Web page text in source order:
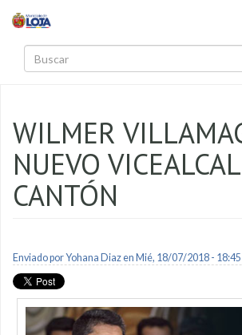
WILMER
NUEVO
CANTÓN
Enviado porYohana Diazen Mié, 18/07/2018 - 18:45